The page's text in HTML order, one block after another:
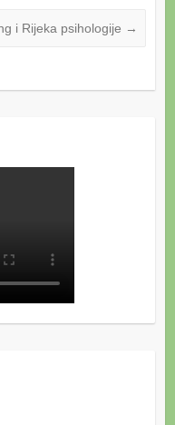
i Rijeka psihologije →